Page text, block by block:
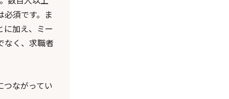
須です。ま
に加え、ミー
なく、求職者
つながってい